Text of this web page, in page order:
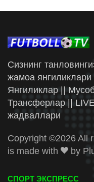
Сизнинг
жамоа янгиликлари
Янгиликлар ||
Трансферлар ||
жадваллари
Copyright ©2026 All
is made with
by
СПОРТ ЭКСПРЕСС